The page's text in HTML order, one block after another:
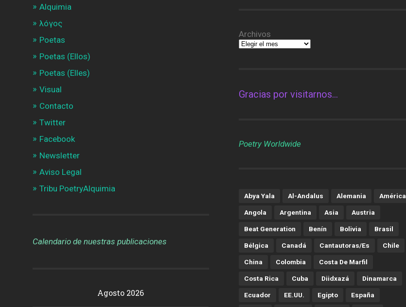
Alquimia
λóγος
Poetas
Poetas (Ellos)
Poetas (Elles)
Visual
Contacto
Twitter
Facebook
Newsletter
Aviso Legal
Tribu PoetryAlquimia
Calendario de nuestras publicaciones
Agosto 2026
Archivos
Gracias por visitarnos…
Poetry Worldwide
Abya Yala Al-Andalus Alemania América
Angola Argentina Asia Austria
Beat Generation Benín Bolivia Brasil
Bélgica Canadá Cantautoras/es Chile
China Colombia Costa De Marfil
Costa Rica Cuba Diidxazá Dinamarca
Ecuador EE.UU. Egipto España